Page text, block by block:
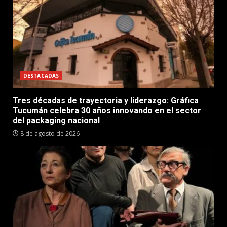
DESTACADAS
Tres décadas de trayectoria y liderazgo: Gráfica
Tucumán celebra 30 años innovando en el sector
del packaging nacional
8 de agosto de 2026